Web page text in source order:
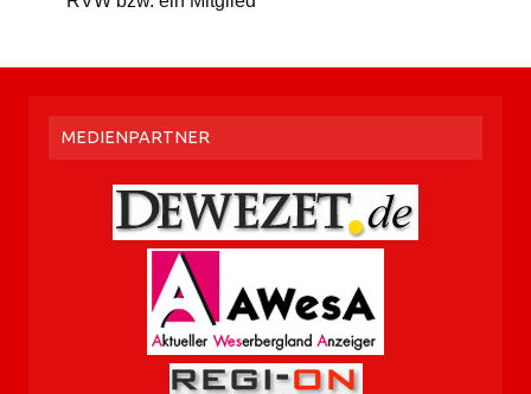
MEDIENPARTNER